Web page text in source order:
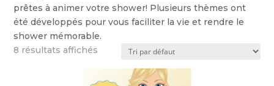
prêtes à animer votre shower! Plusieurs thèmes ont
été développés pour vous faciliter la vie et rendre le
shower mémorable.
8 résultats affichés